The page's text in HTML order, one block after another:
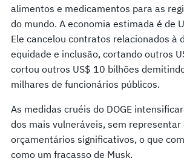
alimentos e medicamentos para as
do mundo. A economia estimada é de
Ele cancelou contratos relacionados à
equidade e inclusão, cortando outros
cortou outros US$ 10 bilhões
milhares de funcionários públicos.
As medidas cruéis do DOGE
dos mais vulneráveis, sem representar
orçamentários significativos, o que
como um fracasso de Musk.